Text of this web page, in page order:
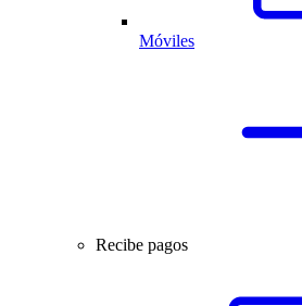
Móviles
Recibe pagos